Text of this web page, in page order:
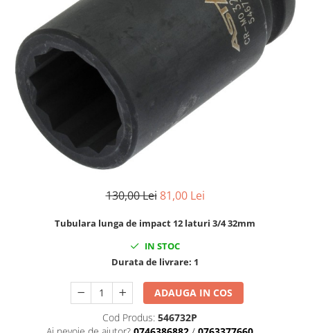
Clesti universali
Clima/Aer conditionat
Cricuri cutie viteze
Dispozitive de sablat & accesorii
Dispozitive spalat piese
Dulapuri Bancuri Carucioare
Bancuri de lucru
Carucioare pentru marfa
Cutii pentru scule
Module scule
Aparate taiere cu plasma
Invertoare Sudura
Magneti fixare sudura
130,00 Lei 81,00 Lei
Tubulara lunga de impact 12 laturi 3/4 32mm
IN STOC
Durata de livrare: 1
ADAUGA IN COS
Cod Produs: 546732P